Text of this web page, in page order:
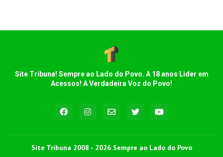
Site Tribuna! Sempre ao Lado do Povo. A 18 anos Lider em
Acessos! A Verdadeira Voz do Povo!
Site Tribuna 2008 - 2026 Sempre ao Lado do Povo